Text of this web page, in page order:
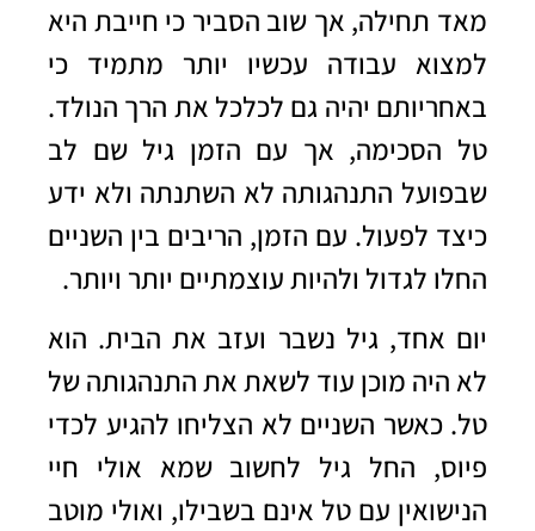
מאד תחילה, אך שוב הסביר כי חייבת היא
למצוא עבודה עכשיו יותר מתמיד כי
באחריותם יהיה גם לכלכל את הרך הנולד.
טל הסכימה, אך עם הזמן גיל שם לב
שבפועל התנהגותה לא השתנתה ולא ידע
כיצד לפעול. עם הזמן, הריבים בין השניים
החלו לגדול ולהיות עוצמתיים יותר ויותר.
יום אחד, גיל נשבר ועזב את הבית. הוא
לא היה מוכן עוד לשאת את התנהגותה של
טל. כאשר השניים לא הצליחו להגיע לכדי
פיוס, החל גיל לחשוב שמא אולי חיי
הנישואין עם טל אינם בשבילו, ואולי מוטב